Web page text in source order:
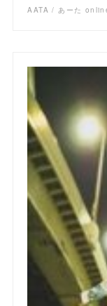
AATA / あーた